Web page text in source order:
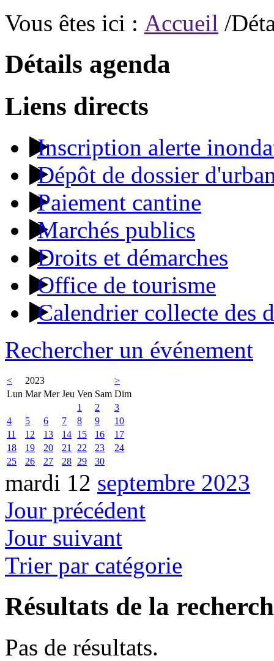
Vous êtes ici : Accueil /
Détails agenda
Liens directs
Inscription alerte
Dépôt de dossier
Paiement cantine
Marchés publics
Droits et démarches
Office de tourisme
Calendrier collecte des
Rechercher un événement
< 2023
>
Lun Mar Mer Jeu Ven Sam Dim
1
2
3
4
5 6 7 8 9
10
11
12 13 14 15 16
17
18
19 20 21 22 23
24
25
26 27 28 29 30
mardi 12 septembre 2023
Jour précédent
Jour suivant
Trier par catégorie
Résultats de la
Pas de résultats.